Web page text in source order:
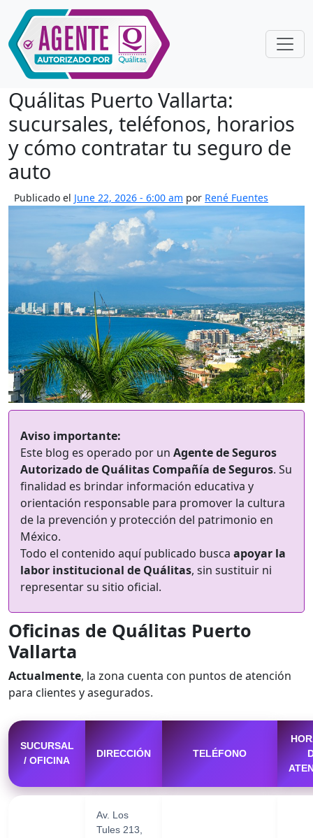
Skip to main content
Quálitas Puerto Vallarta:
sucursales, teléfonos, horarios
y cómo contratar tu seguro de
auto
Publicado el June 22, 2026 - 6:00 am por René Fuentes
Aviso importante:
Este blog es operado por un Agente de Seguros
Autorizado de Quálitas Compañía de Seguros. Su
finalidad es brindar información educativa y
orientación responsable para promover la cultura
de la prevención y protección del patrimonio en
México.
Todo el contenido aquí publicado busca apoyar la
labor institucional de Quálitas, sin sustituir ni
representar su sitio oficial.
Oficinas de Quálitas Puerto
Vallarta
Actualmente, la zona cuenta con puntos de atención
para clientes y asegurados.
SUCURSAL
/ OFICINA
DIRECCIÓN TELÉFONO
Av. Los
Tules 213,